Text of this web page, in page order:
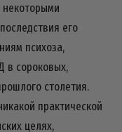
некоторыми
его
психоза,
в сороковых,
столетия.
практической
целях,